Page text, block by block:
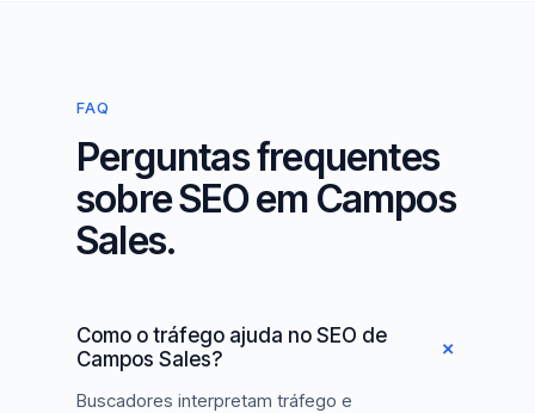
FAQ
Perguntas frequentes
sobre SEO em Campos
Sales.
Como o tráfego ajuda no SEO de
Campos Sales?
Buscadores interpretam tráfego e